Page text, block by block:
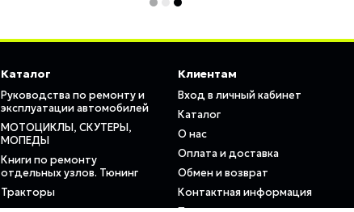
Каталог
Руководства по ремонту и
эксплуатации автомобилей
МОТОЦИКЛЫ, СКУТЕРЫ,
МОПЕДЫ
Книги по ремонту
отдельных узлов. Тюнинг
Тракторы
Клиентам
Вход в личный кабинет
Каталог
О нас
Оплата и доставка
Обмен и возврат
Контактная информация